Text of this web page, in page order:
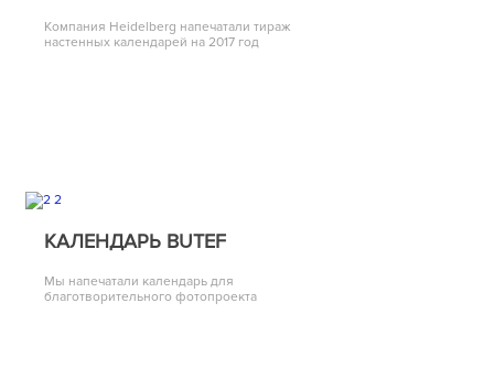
Компания Heidelberg напечатали тираж
настенных календарей на 2017 год
КАЛЕНДАРЬ BUTEF
Мы напечатали календарь для
благотворительного фотопроекта